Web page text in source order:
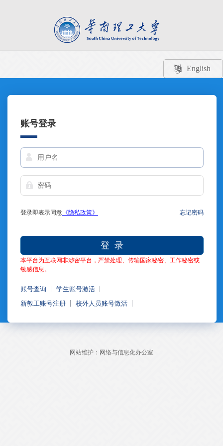
English
账号登录
登录即表示同意 《隐私政策》 忘记密码
登 录
本平台为互联网非涉密平台，严禁处理、传输国家秘密、工作秘密或
敏感信息。
账号查询
学生账号激活
新教工账号注册
校外人员账号激活
网站维护：网络与信息化办公室